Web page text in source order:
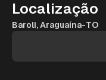
Localização
Baroli, Araguaína-TO